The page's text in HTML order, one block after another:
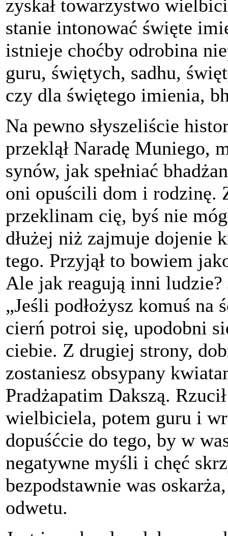
zyskał towarzystwo
stanie intonować święte
istnieje choćby odrobina
guru, świętych, sadhu,
czy dla świętego imienia,
Na pewno słyszeliście
przeklął Naradę Muniego,
synów, jak spełniać
oni opuścili dom i rodzinę.
przeklinam cię, byś nie
dłużej niż zajmuje dojenie
tego. Przyjął to bowiem
Ale jak reagują inni
„Jeśli podłożysz komuś na
cierń potroi się, upodobni
ciebie. Z drugiej strony,
zostaniesz obsypany
Pradżapatim Dakszą.
wielbiciela, potem guru i
dopuśćcie do tego, by w
negatywne myśli i chęć
bezpodstawnie was
odwetu.